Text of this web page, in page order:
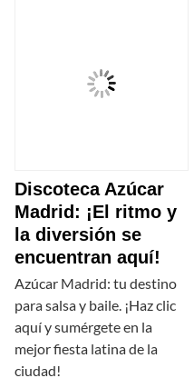
Discoteca Azúcar
Madrid: ¡El ritmo y
la diversión se
encuentran aquí!
Azúcar Madrid: tu destino
para salsa y baile. ¡Haz clic
aquí y sumérgete en la
mejor fiesta latina de la
ciudad!